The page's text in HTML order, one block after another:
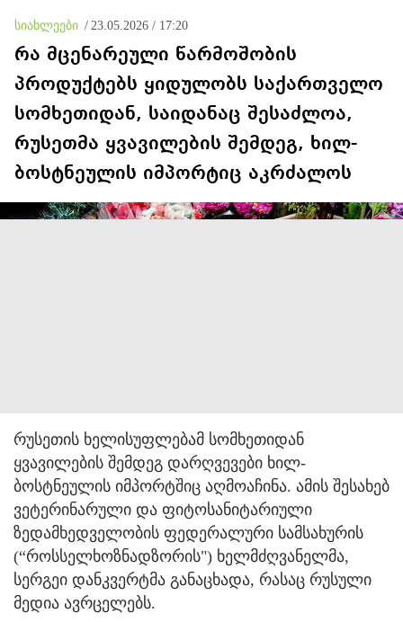
ეპოქაში სხვანაირად ხდება
სიახლეები / 23.05.2026 / 17:20
რა მცენარეული წარმოშობის
პროდუქტებს ყიდულობს საქართველო
სომხეთიდან, საიდანაც შესაძლოა,
რუსეთმა ყვავილების შემდეგ, ხილ-
ბოსტნეულის იმპორტიც აკრძალოს
რუსეთის ხელისუფლებამ სომხეთიდან
ყვავილების შემდეგ დარღვევები ხილ-
ბოსტნეულის იმპორტშიც აღმოაჩინა. ამის შესახებ
ვეტერინარული და ფიტოსანიტარიული
ზედამხედველობის ფედერალური სამსახურის
(“როსსელხოზნადზორის") ხელმძღვანელმა,
სერგეი დანკვერტმა განაცხადა, რასაც რუსული
მედია ავრცელებს.